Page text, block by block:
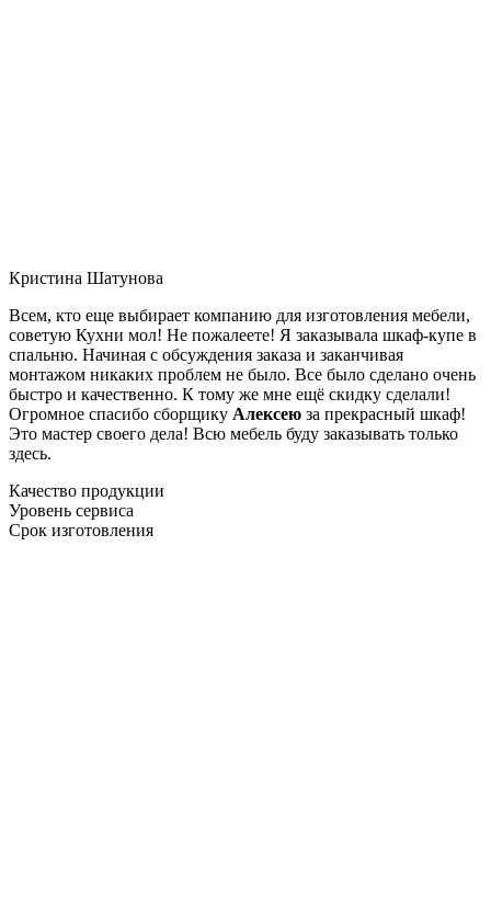
Кристина Шатунова
Всем, кто еще выбирает компанию для изготовления мебели,
советую Кухни мол! Не пожалеете! Я заказывала шкаф-купе в
спальню. Начиная с обсуждения заказа и заканчивая
монтажом никаких проблем не было. Все было сделано очень
быстро и качественно. К тому же мне ещё скидку сделали!
Огромное спасибо сборщику Алексею за прекрасный шкаф!
Это мастер своего дела! Всю мебель буду заказывать только
здесь.
Качество продукции
Уровень сервиса
Срок изготовления